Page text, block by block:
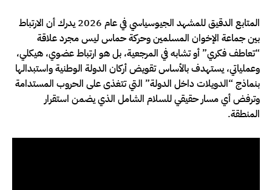
المتابع الدقيق للمشهد الجيوسياسي في عام 2026 يدرك أن الارتباط
بين جماعة الإخوان المسلمين وحركة حماس ليس مجرد علاقة
“تعاطف فكري” أو تشابه في المرجعية، بل هو ارتباط عضوي، هيكلي،
وعملياتي، يستهدف بالأساس تقويض أركان الدولة الوطنية واستبدالها
بنماذج “الدويلات داخل الدولة” التي تتغذى على الحروب المستدامة
وترفض أي مسار حقيقي للسلام الشامل الذي يضمن استقرار
المنطقة.